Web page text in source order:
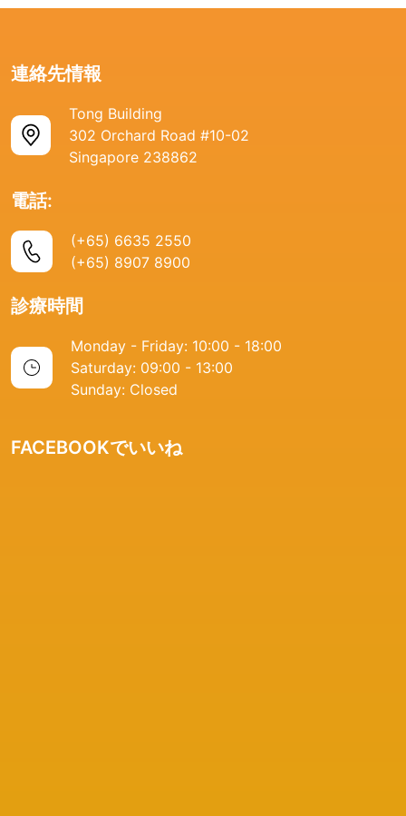
連絡先情報
Tong Building
302 Orchard Road #10-02
Singapore 238862
電話:
(+65) 6635 2550
(+65) 8907 8900
診療時間
Monday - Friday: 10:00 - 18:00
Saturday: 09:00 - 13:00
Sunday: Closed
FACEBOOKでいいね